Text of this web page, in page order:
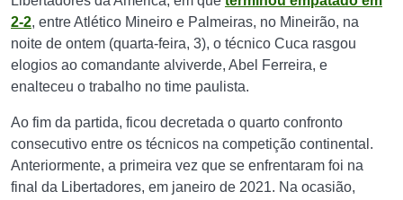
2-2, entre Atlético Mineiro e Palmeiras, no Mineirão, na
noite de ontem (quarta-feira, 3), o técnico Cuca rasgou
elogios ao comandante alviverde, Abel Ferreira, e
enalteceu o trabalho no time paulista.
Ao fim da partida, ficou decretada o quarto confronto
consecutivo entre os técnicos na competição continental.
Anteriormente, a primeira vez que se enfrentaram foi na
final da Libertadores, em janeiro de 2021. Na ocasião,